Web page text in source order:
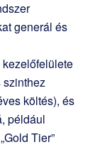
generál és
szinthez
költés), és
például
Tier”